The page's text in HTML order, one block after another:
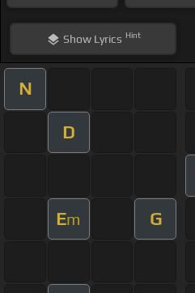
ShowLyrics Hint
N
D
Em G